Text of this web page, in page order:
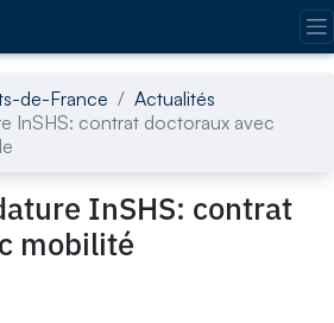
de-France
Actualités
InSHS: contrat doctoraux avec
InSHS: contrat
mobilité